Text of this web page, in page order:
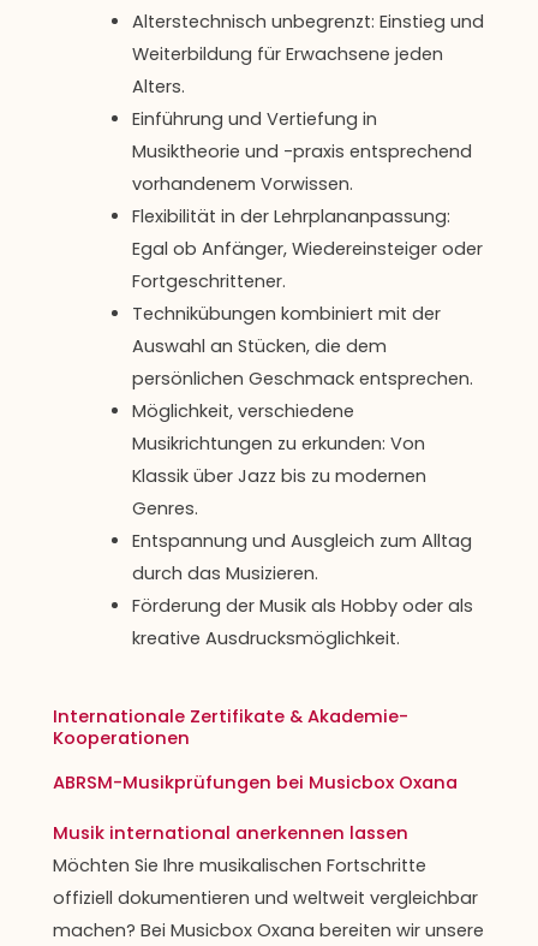
Alterstechnisch unbegrenzt: Einstieg und
Weiterbildung für Erwachsene jeden
Alters.
Einführung und Vertiefung in
Musiktheorie und -praxis entsprechend
vorhandenem Vorwissen.
Flexibilität in der Lehrplananpassung:
Egal ob Anfänger, Wiedereinsteiger oder
Fortgeschrittener.
Technikübungen kombiniert mit der
Auswahl an Stücken, die dem
persönlichen Geschmack entsprechen.
Möglichkeit, verschiedene
Musikrichtungen zu erkunden: Von
Klassik über Jazz bis zu modernen
Genres.
Entspannung und Ausgleich zum Alltag
durch das Musizieren.
Förderung der Musik als Hobby oder als
kreative Ausdrucksmöglichkeit.
Internationale Zertifikate & Akademie-
Kooperationen
ABRSM-Musikprüfungen bei Musicbox Oxana
Musik international anerkennen lassen
Möchten Sie Ihre musikalischen Fortschritte
offiziell dokumentieren und weltweit vergleichbar
machen? Bei Musicbox Oxana bereiten wir unsere